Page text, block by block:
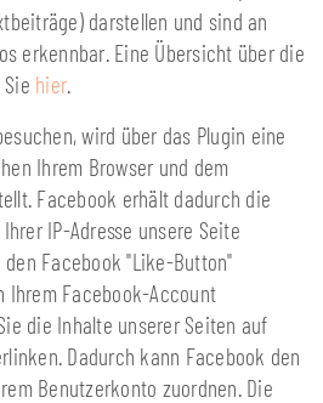
darstellen und sind an
erkennbar. Eine Übersicht über die
hier.
wird über das Plugin eine
Ihrem Browser und dem
Facebook erhält dadurch die
IP-Adresse unsere Seite
Facebook "Like-Button"
Ihrem Facebook-Account
die Inhalte unserer Seiten auf
Dadurch kann Facebook den
Benutzerkonto zuordnen. Die